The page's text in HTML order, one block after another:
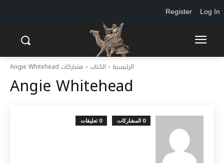
الرئيسية الكتاب مشاركات Angie Whitehead
Angie Whitehead
0 المشاركات 0 تعليقات
Log In
Register